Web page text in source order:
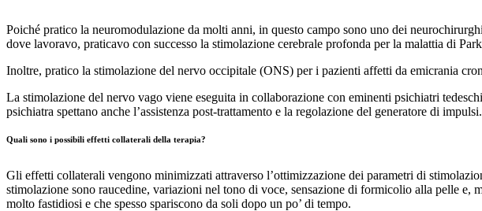
Poiché pratico la neuromodulazione da molti anni, in questo campo sono uno dei
dove lavoravo, praticavo con successo la stimolazione cerebrale profonda per la malattia di
Inoltre, pratico la stimolazione del nervo occipitale (ONS) per i pazienti affetti da emicrania
La stimolazione del nervo vago viene eseguita in collaborazione con eminenti psichiatri
psichiatra spettano anche l’assistenza post-trattamento e la regolazione del generatore di impulsi.
Quali sono i possibili effetti collaterali della terapia?
Gli effetti collaterali vengono minimizzati attraverso l’ottimizzazione dei parametri di
stimolazione sono raucedine, variazioni nel tono di voce, sensazione di formicolio alla pelle e,
molto fastidiosi e che spesso spariscono da soli dopo un po’ di tempo.